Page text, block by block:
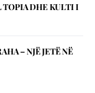
DHE KULTI I
– NJЁ JETЁ NЁ